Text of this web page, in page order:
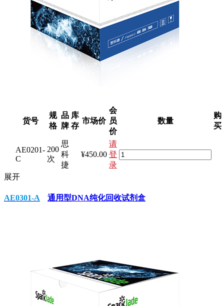
货号
规
格
品
牌
库
存
市场价
会
员
价
数量
购
买
AE0201-
C
200
次
思
科
捷
¥450.00
请
登
录
展开
AE0301-A 通用型DNA纯化回收试剂盒